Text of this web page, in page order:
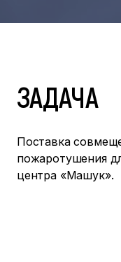
ЗАДАЧА
Поставка
пожаротушения
центра «Машук».